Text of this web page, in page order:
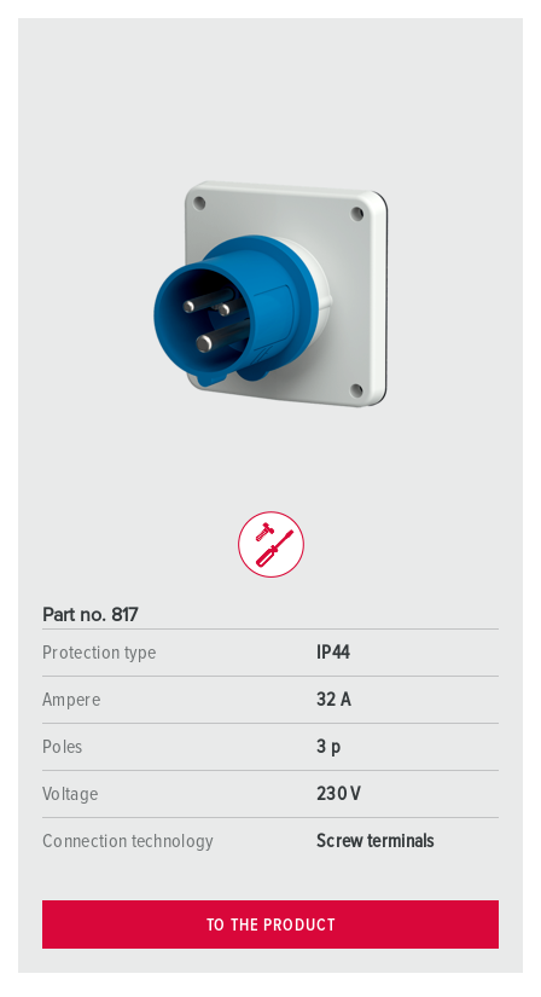
Part no. 817
Protection type
IP44
Ampere 32 A
Poles 3 p
Voltage 230 V
Connection technology Screw terminals
TO THE PRODUCT